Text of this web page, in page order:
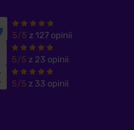
5/5 z 127 opinii
5/5 z 23 opinii
5/5 z 33 opinii